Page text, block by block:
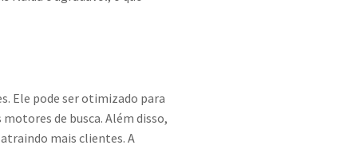
Ele pode ser otimizado para
de busca. Além disso,
mais clientes. A